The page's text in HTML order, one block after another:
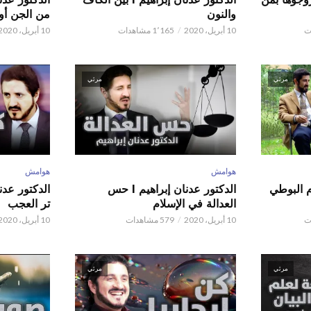
والنون
10 أبريل، 2020 1٬165 مشاهدات
من الجن
10 أبريل، 2020
مرئي
البوطي
مرئي
هوامش
الدكتور عدنان إبراهيم l حس
العدالة في الإسلام
10 أبريل، 2020 579 مشاهدات
هوامش
تر العجب
10 أبريل، 2020
مرئي مرئي